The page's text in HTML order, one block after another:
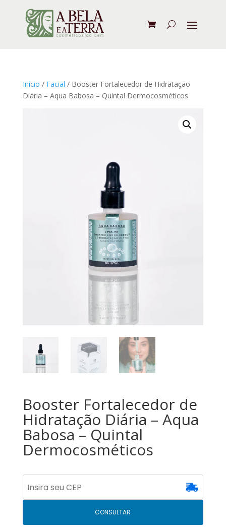
Início / Facial / Booster Fortalecedor de Hidratação
Diária – Aqua Babosa – Quintal Dermocosméticos
Booster Fortalecedor de
Hidratação Diária – Aqua
Babosa – Quintal
Dermocosméticos
CONSULTAR